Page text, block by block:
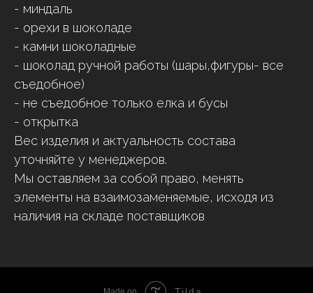
- миндаль
- орехи в шоколаде
- камни шоколадные
- шоколад ручной работы (шары,фигуры- все
съедобное)
- не съедобное только елка и бусы
- открытка
Вес изделия и актуальность состава
уточняйте у менеджеров.
Мы оставляем за собой право, менять
элементы на взаимозаменяемые, исходя из
наличия на складе поставщиков